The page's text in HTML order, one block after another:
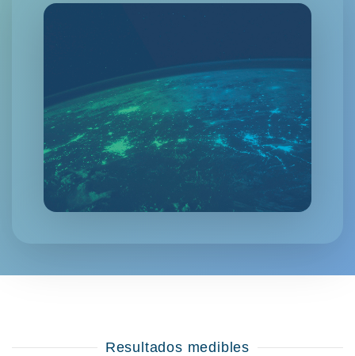
Resultados medibles